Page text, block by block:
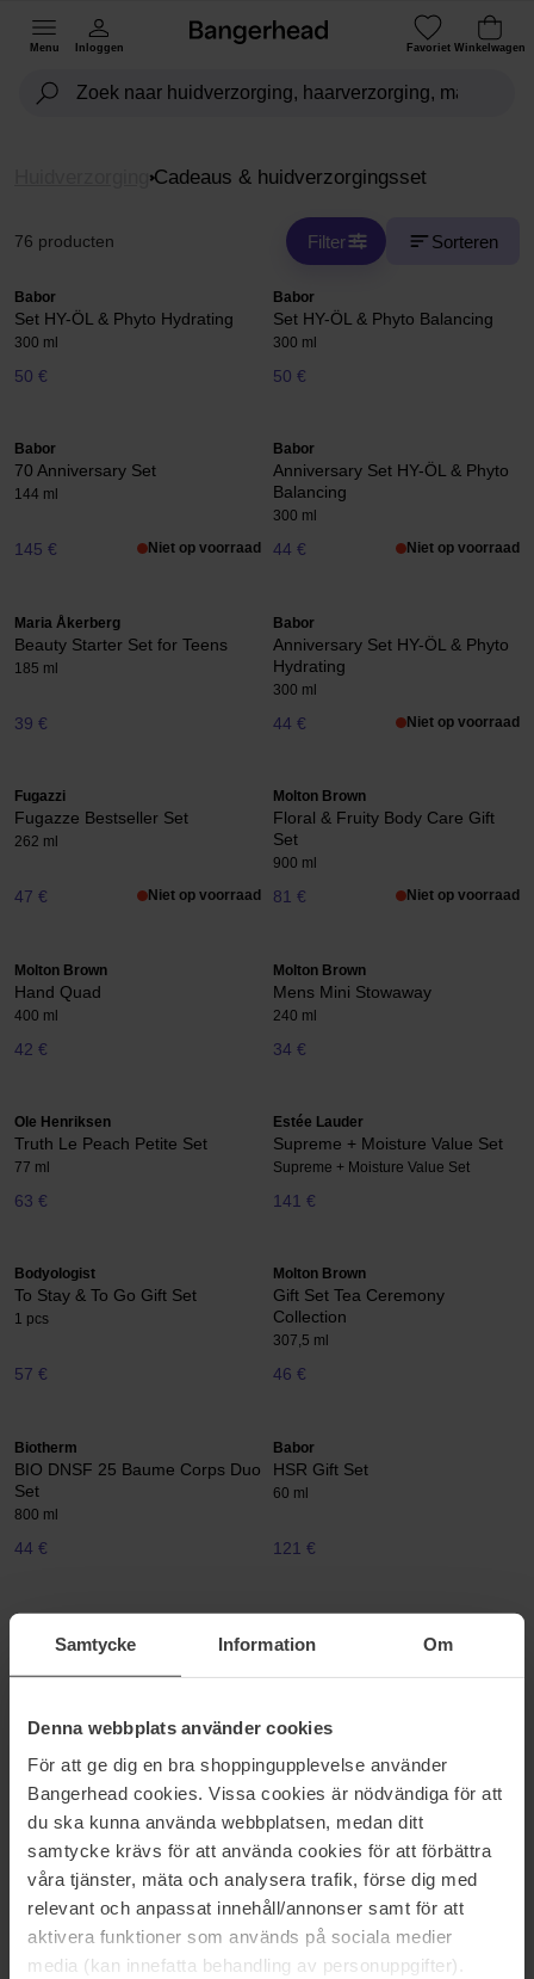
Samtycke Information Om
Denna webbplats använder cookies
För att ge dig en bra shoppingupplevelse använder
Bangerhead cookies. Vissa cookies är nödvändiga för att
du ska kunna använda webbplatsen, medan ditt
samtycke krävs för att använda cookies för att förbättra
våra tjänster, mäta och analysera trafik, förse dig med
relevant och anpassat innehåll/annonser samt för att
aktivera funktioner som används på sociala medier
media (kan innefatta behandling av personuppgifter).
Menu Inloggen Favoriet Winkelwagen
Cadeaus & huidverzorgingsset
76 producten Filter Sorteren
Babor
Set HY-ÖL & Phyto Hydrating
300 ml
50 €
Babor
Set HY-ÖL & Phyto Balancing
300 ml
50 €
Babor
70 Anniversary Set
144 ml
145 € Niet op voorraad
Babor
Anniversary Set HY-ÖL & Phyto
Balancing
300 ml
44 € Niet op voorraad
Maria Åkerberg
Beauty Starter Set for Teens
185 ml
39 €
Babor
Anniversary Set HY-ÖL & Phyto
Hydrating
300 ml
44 € Niet op voorraad
Fugazzi
Fugazze Bestseller Set
262 ml
47 € Niet op voorraad
Molton Brown
Floral & Fruity Body Care Gift
Set
900 ml
81 € Niet op voorraad
Molton Brown
Hand Quad
400 ml
42 €
Molton Brown
Mens Mini Stowaway
240 ml
34 €
Ole Henriksen
Truth Le Peach Petite Set
77 ml
63 €
Estée Lauder
Supreme + Moisture Value Set
Supreme + Moisture Value Set
141 €
Bodyologist
To Stay & To Go Gift Set
1 pcs
57 €
Molton Brown
Gift Set Tea Ceremony
Collection
307,5 ml
46 €
Biotherm
BIO DNSF 25 Baume Corps Duo
Set
800 ml
44 €
Babor
HSR Gift Set
60 ml
121 €
Anniversary Set HY-ÖL & Phyto
44 € Niet op voorraad
Set HY-ÖL & Phyto Reactivating
50 €
Babor
Set HY-ÖL & Phyto Calming
50 €
Sensai
Saho Trial Set Limited
135 €
Babor
Anniversary Set HY-ÖL & Phyto
Molton Brown
Gift Set Floral & Green Body